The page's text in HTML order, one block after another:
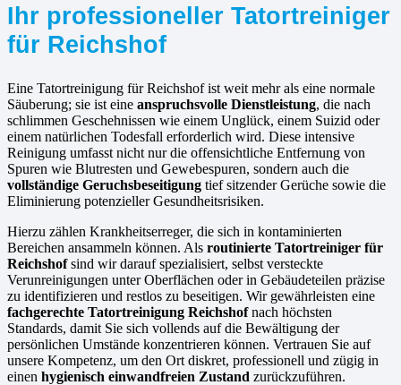
Ihr professioneller Tatortreiniger
für Reichshof
Eine Tatortreinigung für Reichshof ist weit mehr als eine normale
Säuberung; sie ist eine anspruchsvolle Dienstleistung, die nach
schlimmen Geschehnissen wie einem Unglück, einem Suizid oder
einem natürlichen Todesfall erforderlich wird. Diese intensive
Reinigung umfasst nicht nur die offensichtliche Entfernung von
Spuren wie Blutresten und Gewebespuren, sondern auch die
vollständige Geruchsbeseitigung tief sitzender Gerüche sowie die
Eliminierung potenzieller Gesundheitsrisiken.
Hierzu zählen Krankheitserreger, die sich in kontaminierten
Bereichen ansammeln können. Als routinierte Tatortreiniger für
Reichshofsind wir darauf spezialisiert, selbst versteckte
Verunreinigungen unter Oberflächen oder in Gebäudeteilen präzise
zu identifizieren und restlos zu beseitigen. Wir gewährleisten eine
fachgerechte Tatortreinigung Reichshofnach höchsten
Standards, damit Sie sich vollends auf die Bewältigung der
persönlichen Umstände konzentrieren können. Vertrauen Sie auf
unsere Kompetenz, um den Ort diskret, professionell und zügig in
einen hygienisch einwandfreien Zustand zurückzuführen.